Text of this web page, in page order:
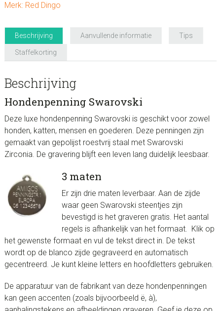
Merk: Red Dingo
Beschrijving Aanvullende informatie Tips
Staffelkorting
Beschrijving
Hondenpenning Swarovski
Deze luxe hondenpenning Swarovski is geschikt voor zowel
honden, katten, mensen en goederen. Deze penningen zijn
gemaakt van gepolijst roestvrij staal met Swarovski
Zirconia. De gravering blijft een leven lang duidelijk leesbaar.
3 maten
Er zijn drie maten leverbaar. Aan de zijde
waar geen Swarovski steentjes zijn
bevestigd is het graveren gratis. Het aantal
regels is afhankelijk van het formaat. Klik op
het gewenste formaat en vul de tekst direct in. De tekst
wordt op de blanco zijde gegraveerd en automatisch
gecentreerd. Je kunt kleine letters en hoofdletters gebruiken.
De apparatuur van de fabrikant van deze hondenpenningen
kan geen accenten (zoals bijvoorbeeld ë, à),